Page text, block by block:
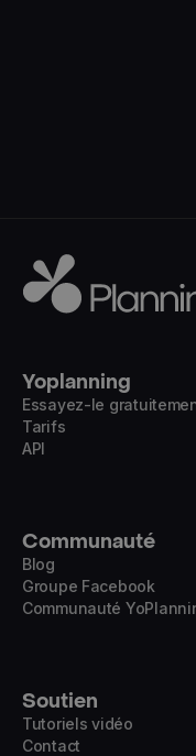
Yoplanning
Essayez-le
Tarifs
API
Communauté
Blog
Groupe Facebook
Communauté
Soutien
Tutoriels vidéo
Contact